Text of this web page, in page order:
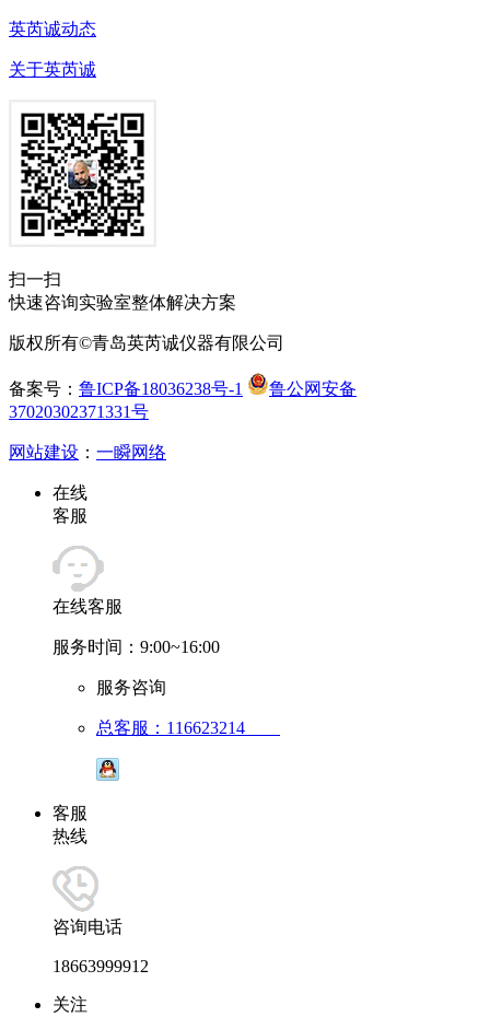
英芮诚动态
关于英芮诚
扫一扫
快速咨询实验室整体解决方案
版权所有©青岛英芮诚仪器有限公司
备案号： 鲁ICP备18036238号-1
鲁公网安备
37020302371331号
网站建设 ： 一瞬网络
在线
客服
在线客服
服务时间：9:00~16:00
服务咨询
总客服：116623214
客服
热线
咨询电话
18663999912
关注